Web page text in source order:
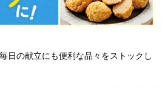
日の献立にも便利な品々をストックし